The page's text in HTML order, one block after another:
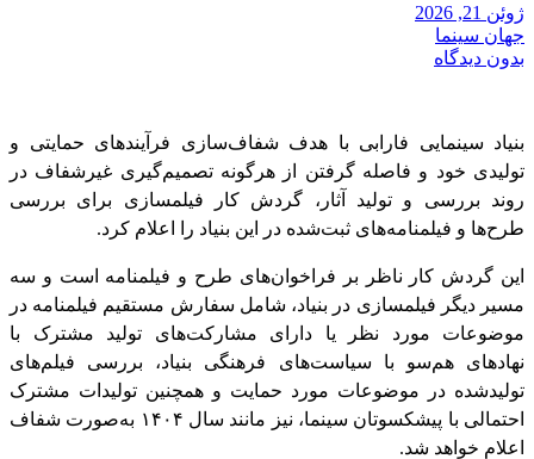
ژوئن 21, 2026
جهان سینما
بدون دیدگاه
بنیاد سینمایی فارابی با هدف شفاف‌سازی فرآیندهای حمایتی و
تولیدی خود و فاصله ‌گرفتن از هرگونه تصمیم‌گیری غیرشفاف در
روند بررسی و تولید آثار، گردش کار فیلمسازی برای بررسی
طرح‌ها و فیلمنامه‌های ثبت‌شده در این بنیاد را اعلام کرد.
این گردش کار ناظر بر فراخوان‌های طرح و فیلمنامه است و سه
مسیر دیگر فیلمسازی در بنیاد، شامل سفارش مستقیم فیلمنامه در
موضوعات مورد نظر یا دارای مشارکت‌های تولید مشترک با
نهادهای هم‌سو با سیاست‌های فرهنگی بنیاد، بررسی فیلم‌های
تولیدشده در موضوعات مورد حمایت و همچنین تولیدات مشترک
احتمالی با پیشکسوتان سینما، نیز مانند سال ۱۴۰۴ به‌صورت شفاف
اعلام خواهد شد.